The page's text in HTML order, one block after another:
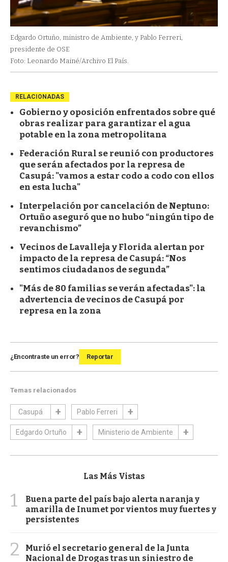
Edgardo Ortuño, ministro de Ambiente, y Pablo Ferreri,
presidente de OSE
Foto: Leonardo Mainé/Archivo El País.
RELACIONADAS
Gobierno y oposición enfrentados sobre qué
obras realizar para garantizar el agua
potable en la zona metropolitana
Federación Rural se reunió con productores
que serán afectados por la represa de
Casupá: "vamos a estar codo a codo con ellos
en esta lucha"
Interpelación por cancelación de Neptuno:
Ortuño aseguró que no hubo “ningún tipo de
revanchismo”
Vecinos de Lavalleja y Florida alertan por
impacto de la represa de Casupá: “Nos
sentimos ciudadanos de segunda”
"Más de 80 familias se verán afectadas": la
advertencia de vecinos de Casupá por
represa en la zona
¿Encontraste un error? Reportar
Temas relacionados
Casupá Pablo Ferreri
Edgardo Ortuño Ministerio de Ambiente
Las Más Vistas
1
Buena parte del país bajo alerta naranja y
amarilla de Inumet por vientos muy fuertes y
persistentes
2
Murió el secretario general de la Junta
Nacional de Drogas tras un siniestro de